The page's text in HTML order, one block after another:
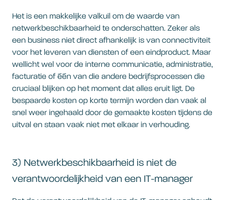
Het is een makkelijke valkuil om de waarde van
netwerkbeschikbaarheid te onderschatten. Zeker als
een business niet direct afhankelijk is van connectiviteit
voor het leveren van diensten of een eindproduct. Maar
wellicht wel voor de interne communicatie, administratie,
facturatie of één van die andere bedrijfsprocessen die
cruciaal blijken op het moment dat alles eruit ligt. De
bespaarde kosten op korte termijn worden dan vaak al
snel weer ingehaald door de gemaakte kosten tijdens de
uitval en staan vaak niet met elkaar in verhouding.
3) Netwerkbeschikbaarheid is niet de
verantwoordelijkheid van een IT-manager